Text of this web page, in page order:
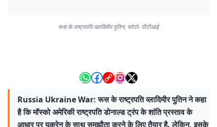
रूस के राष्ट्रपति व्लादिमीर पुतिन, फोटो- पीटीआई
Russia Ukraine War: रूस के राष्ट्रपति व्लादिमीर पुतिन ने कहा
है कि मॉस्को अमेरिकी राष्ट्रपति डोनाल्ड ट्रंप के शांति प्रस्ताव के
आधार पर यूक्रेन के साथ समझौता करने के लिए तैयार है. लेकिन, इसके